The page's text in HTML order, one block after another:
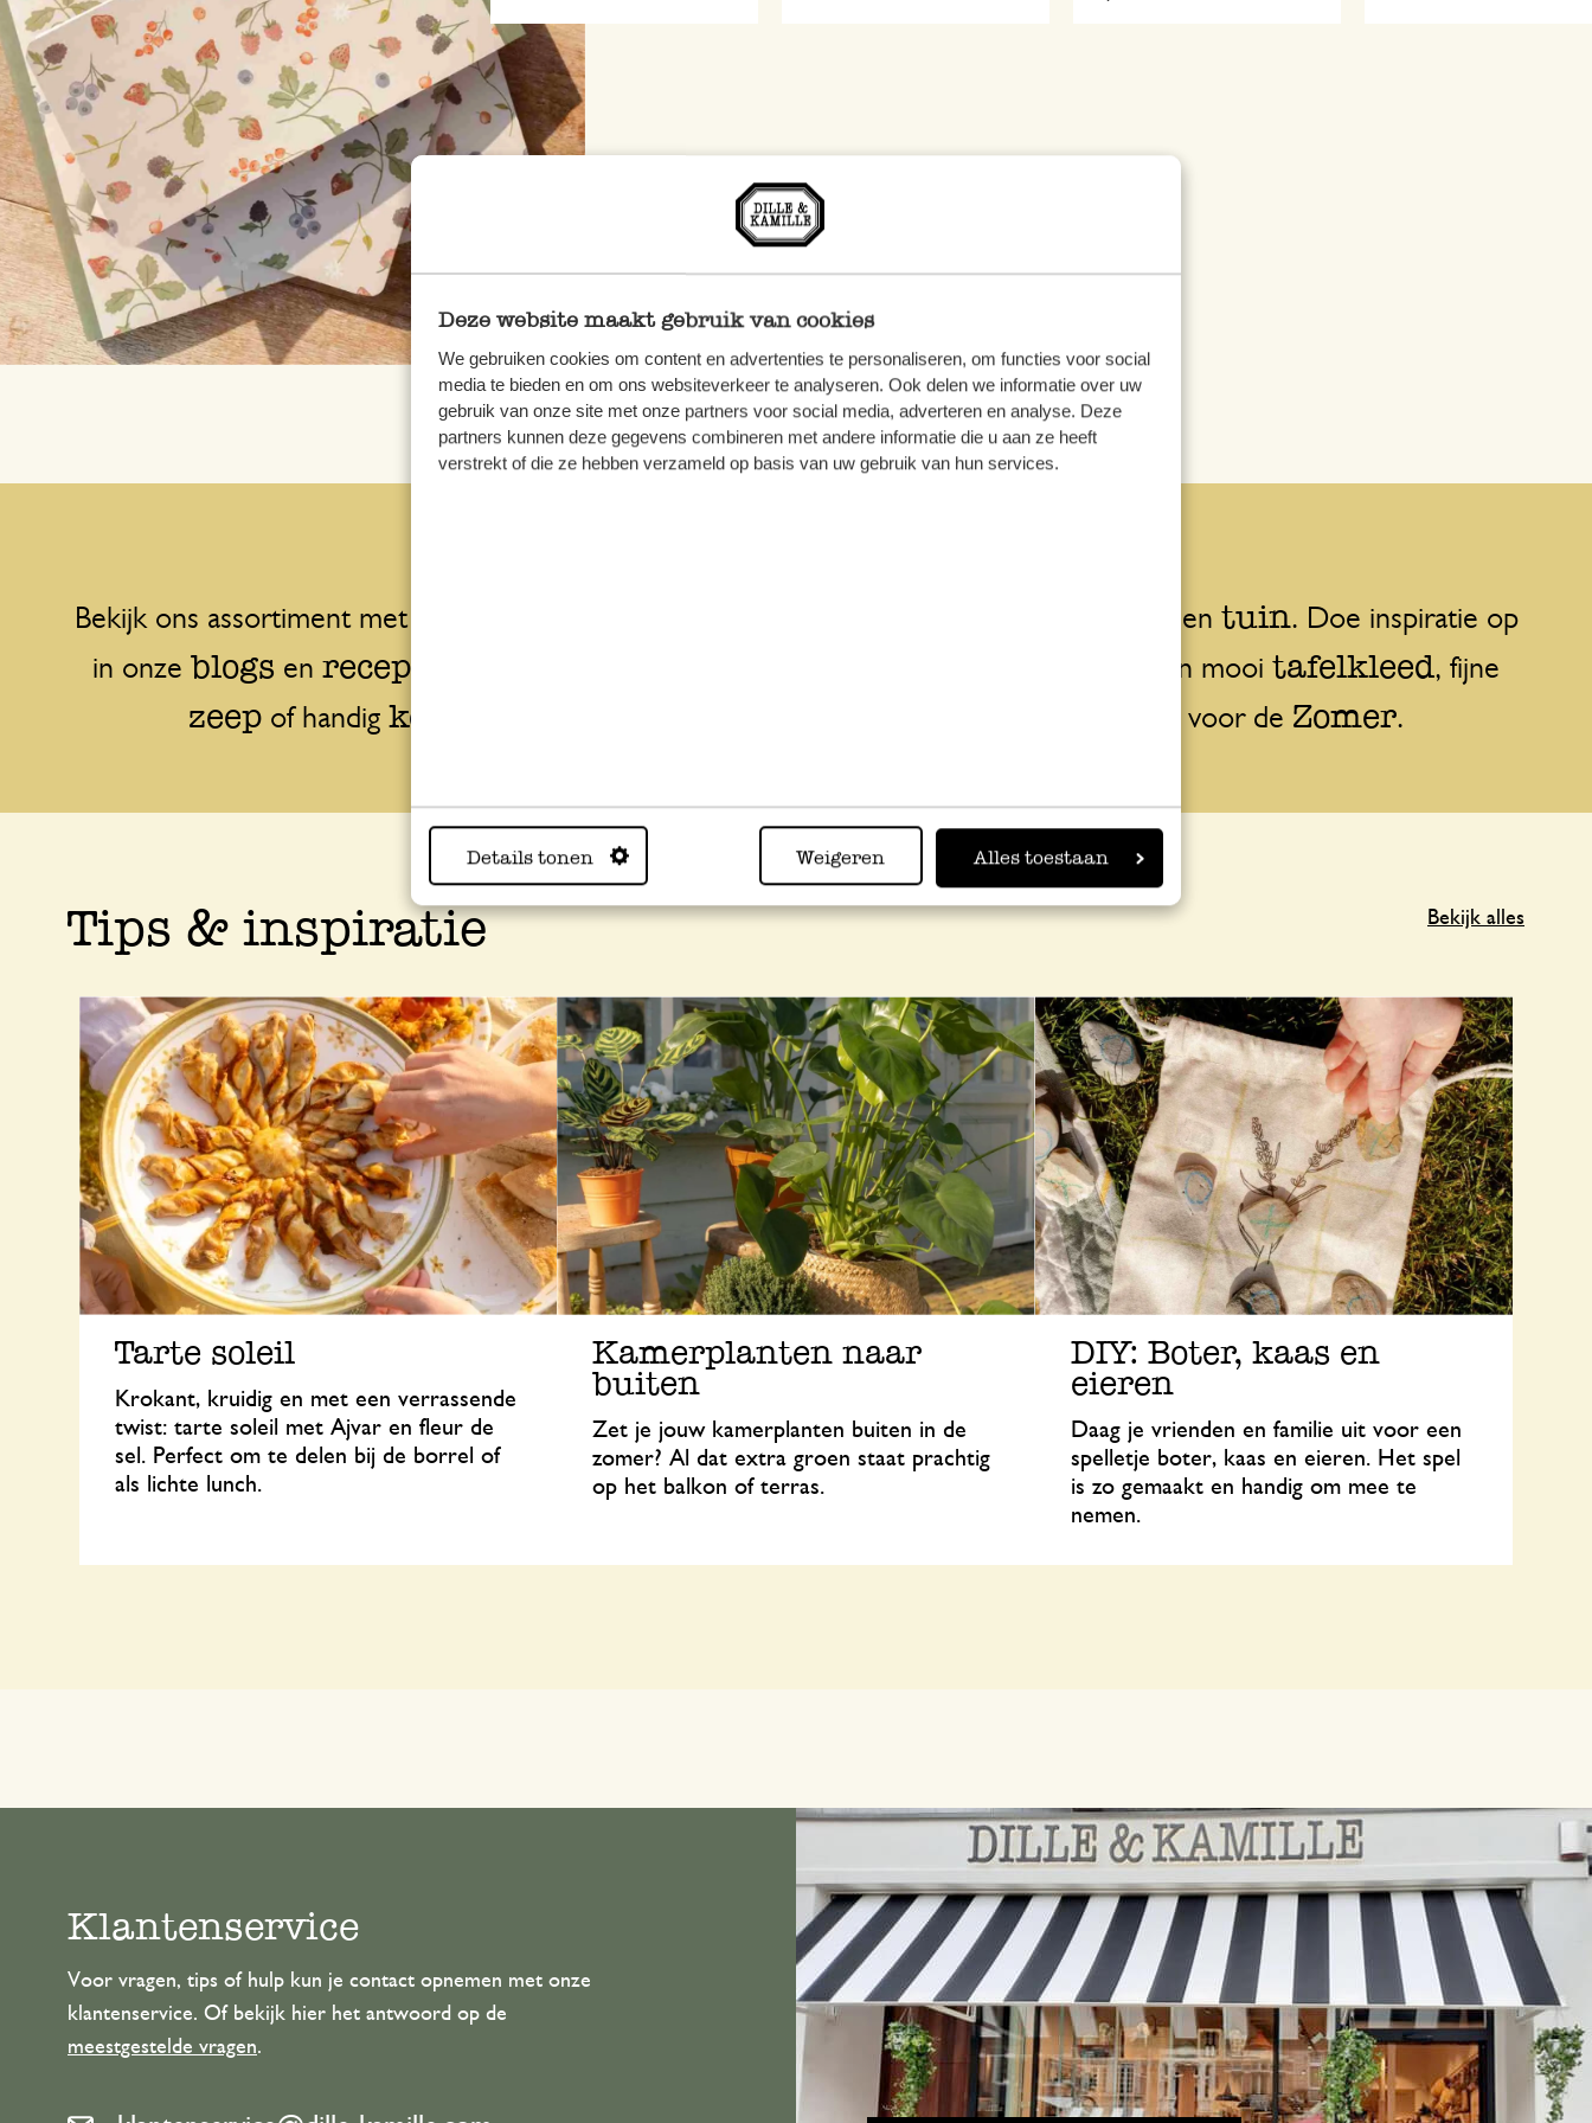
Deze website maakt gebruik van cookies
We gebruiken cookies om content en advertenties te personaliseren, om functies voor social
media te bieden en om ons websiteverkeer te analyseren. Ook delen we informatie over uw
gebruik van onze site met onze partners voor social media, adverteren en analyse. Deze
partners kunnen deze gegevens combineren met andere informatie die u aan ze heeft
verstrekt of die ze hebben verzameld op basis van uw gebruik van hun services.
Details tonen Weigeren Alles toestaan
Bekijk ons assortiment met en tuin. Doe inspiratie op
in onze blogs en recepten uit, of trakteer jezelf op een mooi tafelkleed, fijne
zeep of handig keukengerei voor de Zomer.
Tips & inspiratie Bekijk alles
Tarte soleil
Krokant, kruidig en met een verrassende
twist: tarte soleil met Ajvar en fleur de
sel. Perfect om te delen bij de borrel of
als lichte lunch.
Kamerplanten naar
buiten
Zet je jouw kamerplanten buiten in de
zomer? Al dat extra groen staat prachtig
op het balkon of terras.
DIY: Boter, kaas en
eieren
Daag je vrienden en familie uit voor een
spelletje boter, kaas en eieren. Het spel
is zo gemaakt en handig om mee te
nemen.
Klantenservice
Voor vragen, tips of hulp kun je contact opnemen met onze
klantenservice. Of bekijk hier het antwoord op de
meestgestelde vragen.